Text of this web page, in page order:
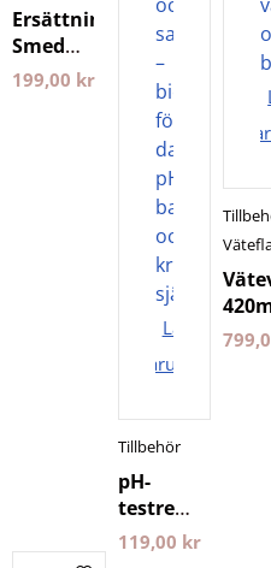
Ersättningspatron
Smedur
Ahlstrom
199,00 kr
Lägg i
varukorgen
Tillbehör
pH-
testremsor
100
119,00 kr